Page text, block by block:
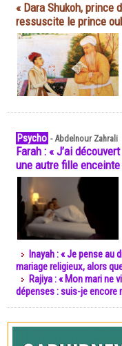
« Dara Shukoh, prince
ressuscite le prince
Psycho -Abdelnour Zahrali
Farah : « J’ai
une autre fille enceinte
Inayah : « Je pense au
mariage religieux, alors
Rajiya : « Mon mari ne
dépenses : suis-je encore